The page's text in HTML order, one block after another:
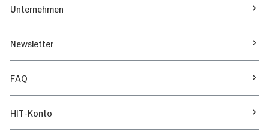
Unternehmen
Newsletter
FAQ
HIT-Konto